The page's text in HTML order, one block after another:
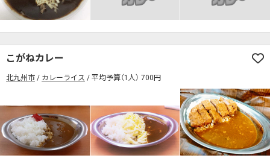
こがねカレー
北九州市 カレーライス 平均予算（1人） 700円